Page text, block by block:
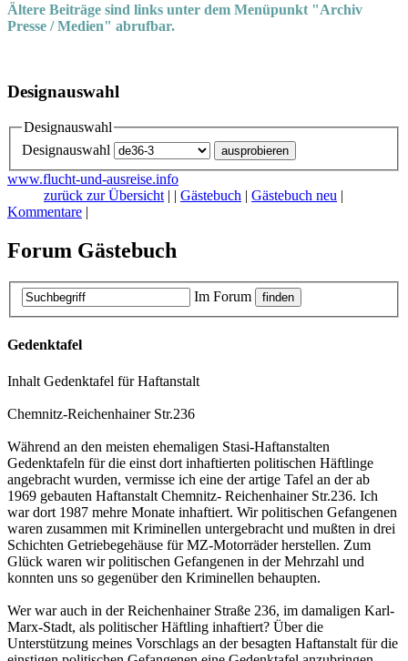
Ältere Beiträge sind links unter dem Menüpunkt "Archiv
Presse / Medien" abrufbar.
Designauswahl
Designauswahl
Designauswahl
www.flucht-und-ausreise.info
zurück zur Übersicht | | Gästebuch | Gästebuch neu |
Kommentare |
Forum Gästebuch
Im Forum
Gedenktafel
Inhalt Gedenktafel für Haftanstalt
Chemnitz-Reichenhainer Str.236
Während an den meisten ehemaligen Stasi-Haftanstalten
Gedenktafeln für die einst dort inhaftierten politischen Häftlinge
angebracht wurden, vermisse ich eine der artige Tafel an der ab
1969 gebauten Haftanstalt Chemnitz- Reichenhainer Str.236. Ich
war dort 1987 mehre Monate inhaftiert. Wir politischen Gefangenen
waren zusammen mit Kriminellen untergebracht und mußten in drei
Schichten Getriebegehäuse für MZ-Motorräder herstellen. Zum
Glück waren wir politischen Gefangenen in der Mehrzahl und
konnten uns so gegenüber den Kriminellen behaupten.
Wer war auch in der Reichenhainer Straße 236, im damaligen Karl-
Marx-Stadt, als politischer Häftling inhaftiert? Über die
Unterstützung meines Vorschlags an der besagten Haftanstalt für die